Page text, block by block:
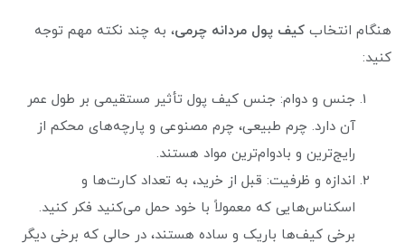
هنگام انتخاب کیف پول مردانه چرمی، به چند نکته مهم توجه
کنید:
جنس و دوام: جنس کیف پول تأثیر مستقیمی بر طول عمر
آن دارد. چرم طبیعی، چرم مصنوعی و پارچه‌های محکم از
رایج‌ترین و بادوام‌ترین مواد هستند.
اندازه و ظرفیت: قبل از خرید، به تعداد کارت‌ها و
اسکناس‌هایی که معمولاً با خود حمل می‌کنید فکر کنید.
برخی کیف‌ها باریک و ساده هستند، در حالی که برخی دیگر